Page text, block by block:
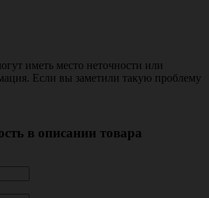
иметь место неточности или
Если вы заметили такую проблему
в описании товара